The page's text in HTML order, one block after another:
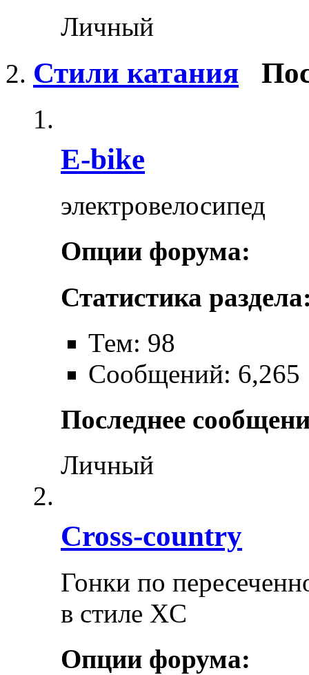
Личный
Стили катания
E-bike
электровелосипед
Опции форума:
Статистика
Тем: 98
Сообщений: 6,265
Последнее
Личный
Cross-сountry
Гонки по
в стиле XC
Опции форума: